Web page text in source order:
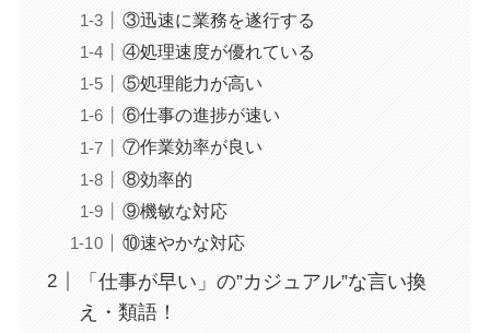
③迅速に業務を遂行する
④処理速度が優れている
⑤処理能力が高い
⑥仕事の進捗が速い
⑦作業効率が良い
⑧効率的
⑨機敏な対応
⑩速やかな対応
「仕事が早い」の”カジュアル”な言い換
え・類語！